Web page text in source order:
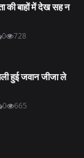
की बाहों में देख सह न
0 728
हुई जवान जीजा ले
0 665